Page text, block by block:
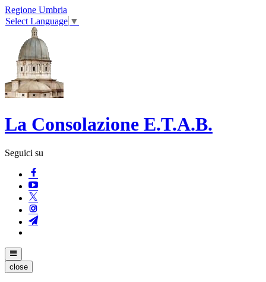
Regione Umbria
Select Language ▼
La Consolazione E.T.A.B.
Seguici su
close